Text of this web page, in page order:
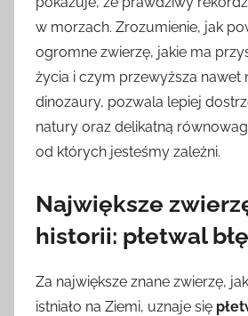
w morzach. Zrozumienie, jak
ogromne zwierzę, jakie ma
życia i czym przewyższa nawet
dinozaury, pozwala lepiej
natury oraz delikatną
od których jesteśmy zależni.
Największe
historii: płetwal
Za największe znane zwierzę,
istniało na Ziemi, uznaje się